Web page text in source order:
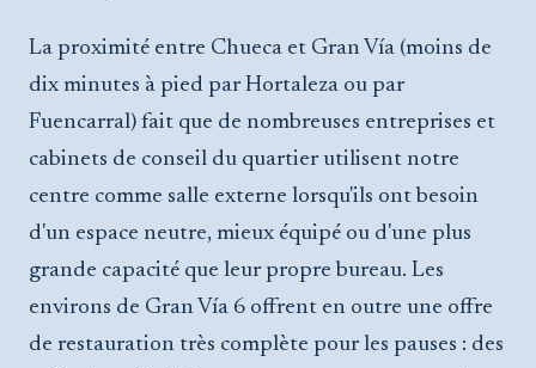
La proximité entre Chueca et Gran Vía (moins de
dix minutes à pied par Hortaleza ou par
Fuencarral) fait que de nombreuses entreprises et
cabinets de conseil du quartier utilisent notre
centre comme salle externe lorsqu'ils ont besoin
d'un espace neutre, mieux équipé ou d'une plus
grande capacité que leur propre bureau. Les
environs de Gran Vía 6 offrent en outre une offre
de restauration très complète pour les pauses : des